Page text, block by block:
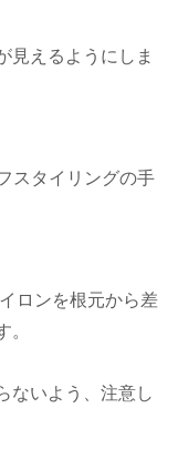
見えるようにしま
ロンを根元から差
。
ないよう、注意し